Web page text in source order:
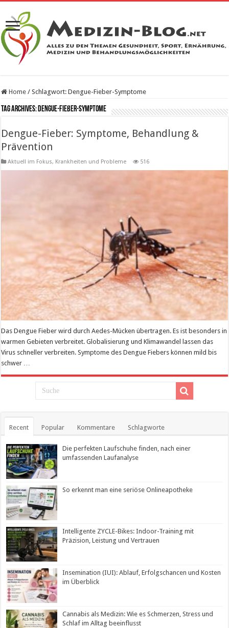
Home / Schlagwort:Dengue-Fieber-Symptome
Tag Archives:Dengue-Fieber-Symptome
Dengue-Fieber: Symptome, Behandlung &
Prävention
Aktuell im Fokus, Krankheiten und Probleme 516
Das Dengue Fieber wird durch Aedes-Mücken übertragen. Es ist besonders in
warmen Gebieten verbreitet. Globalisierung und Klimawandel lassen das
Virus schneller verbreiten. Symptome des Dengue Fiebers können mild bis
schwer …
Recent Popular Kommentare Schlagworte
Die perfekten Laufschuhe finden, nach einer
umfassenden Laufanalyse
So erkennt man eine seriöse Onlineapotheke
Intelligente ZYCLE-Bikes: Indoor-Training mit
Präzision, Leistung und Vertrauen
Insemination (IUI): Ablauf, Erfolgschancen und Kosten
im Überblick
Cannabis als Medizin: Wie es Schmerzen, Stress und
Schlaf im Alltag beeinflusst